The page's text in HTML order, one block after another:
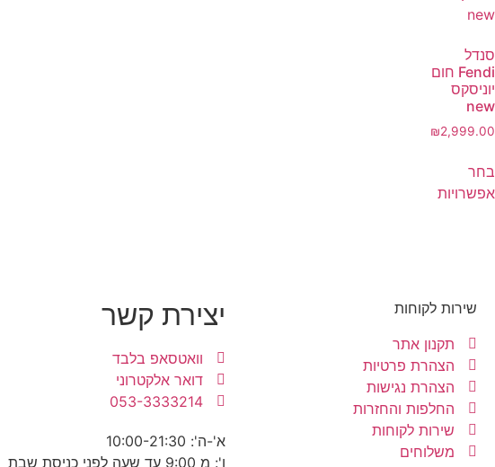
סנדל
Fendi חום
יוניסקס
new
₪2,999.00
בחר
אפשרויות
שירות לקוחות
תקנון אתר
הצהרת פרטיות
הצהרת נגישות
החלפות והחזרות
שירות לקוחות
משלוחים
יצירת קשר
וואטסאפ בלבד
דואר אלקטרוני
053-3333214
א'-ה': 10:00-21:30
ו': מ 9:00 עד שעה לפני כניסת שבת